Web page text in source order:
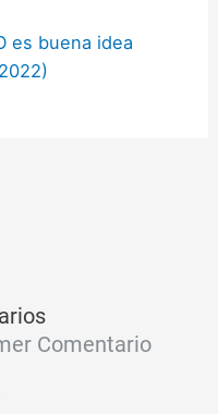
es buena idea
Comentario